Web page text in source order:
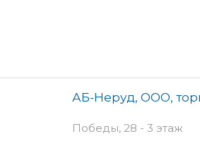
АБ-Неруд, ООО,
Победы, 28 - 3 этаж